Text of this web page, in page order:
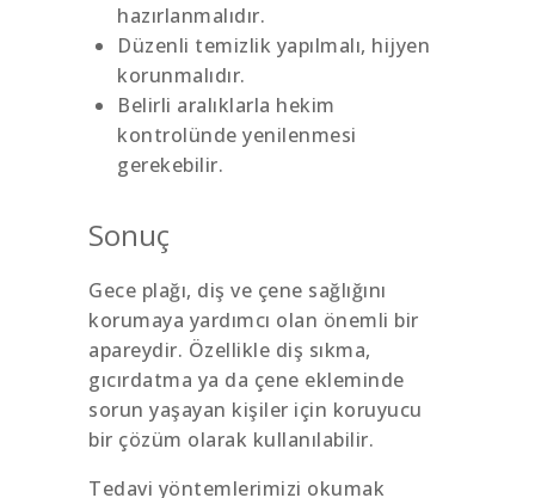
hazırlanmalıdır.
Düzenli temizlik yapılmalı, hijyen
korunmalıdır.
Belirli aralıklarla hekim
kontrolünde yenilenmesi
gerekebilir.
Sonuç
Gece plağı, diş ve çene sağlığını
korumaya yardımcı olan önemli bir
apareydir. Özellikle diş sıkma,
gıcırdatma ya da çene ekleminde
sorun yaşayan kişiler için koruyucu
bir çözüm olarak kullanılabilir.
Tedavi yöntemlerimizi okumak